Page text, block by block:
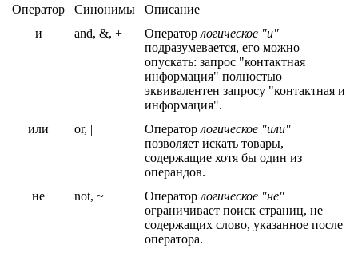
Оператор Синонимы
Описание
и
and, &, + Оператор логическое "и"
подразумевается, его можно
опускать: запрос "контактная
информация" полностью
эквивалентен запросу "контактная и
информация".
или
or, | Оператор логическое "или"
позволяет искать товары,
содержащие хотя бы один из
операндов.
не
not, ~ Оператор логическое "не"
ограничивает поиск страниц, не
содержащих слово, указанное после
оператора.